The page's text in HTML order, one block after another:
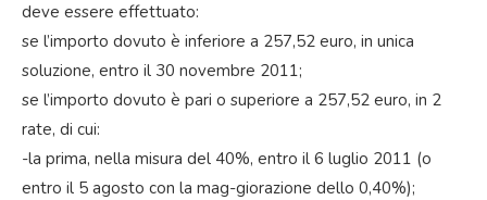
deve essere effettuato:
se l’importo dovuto è inferiore a 257,52 euro, in unica
soluzione, entro il 30 novembre 2011;
se l’importo dovuto è pari o superiore a 257,52 euro, in 2
rate, di cui:
-la prima, nella misura del 40%, entro il 6 luglio 2011 (o
entro il 5 agosto con la mag-giorazione dello 0,40%);